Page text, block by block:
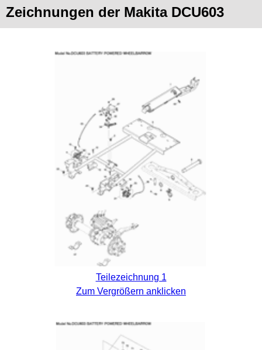
Zeichnungen der Makita DCU603
Teilezeichnung 1
Zum Vergrößern anklicken